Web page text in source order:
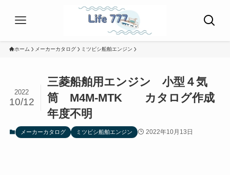
ホーム メーカーカタログ ミツビシ船舶エンジン
三菱船舶用エンジン 小型４気
筒 M4M-MTK カタログ作成
年度不明
2022
10/12
メーカーカタログ ミツビシ船舶エンジン 2022年10月13日